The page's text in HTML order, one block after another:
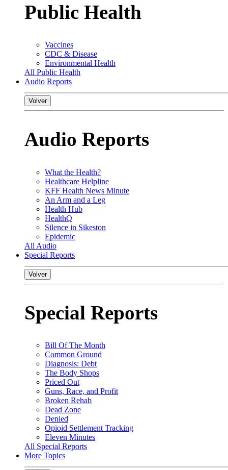
Public Health
Vaccines
CDC & Disease
Environmental Health
All Public Health
Audio Reports
Volver
Audio Reports
What the Health?
Healthcare Helpline
KFF Health News Minute
An Arm and a Leg
Health Hub
HealthQ
Silence in Sikeston
Epidemic
All Audio
Special Reports
Volver
Special Reports
Bill Of The Month
Common Ground
Diagnosis: Debt
The Body Shops
Priced Out
Guns, Race, and Profit
Broken Rehab
Dead Zone
Denied
Opioid Settlement Tracking
Eleven Minutes
All Special Reports
More Topics